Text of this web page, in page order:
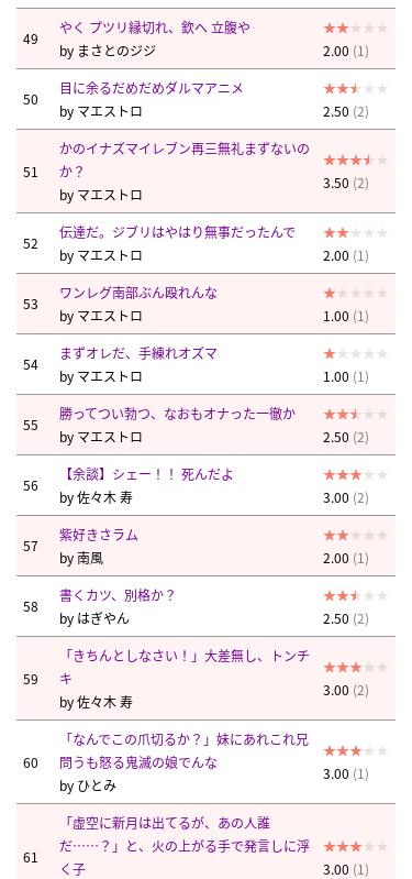
49
やく プツリ縁切れ、欽へ 立腹や
by まさとのジジ 2.00 (1)
50
目に余るだめだめダルマアニメ
by マエストロ 2.50 (2)
51
かのイナズマイレブン再三無礼まずないの
か？
by マエストロ
3.50 (2)
52
伝達だ。ジブリはやはり無事だったんで
by マエストロ 2.00 (1)
53
ワンレグ南部ぶん殴れんな
by マエストロ 1.00 (1)
54
まずオレだ、手練れオズマ
by マエストロ 1.00 (1)
55
勝ってつい勃つ、なおもオナった一徹か
by マエストロ 2.50 (2)
56
【余談】シェー！！ 死んだよ
by佐々木 寿 3.00 (2)
57
紫好きさラム
by南風 2.00 (1)
58
書くカツ、別格か？
by はぎやん 2.50 (2)
59
「きちんとしなさい！」大差無し、トンチ
キ
by佐々木 寿
3.00 (2)
60
「なんでこの爪切るか？」妹にあれこれ兄
問うも怒る鬼滅の娘でんな
by ひとみ
3.00 (1)
61
「虚空に新月は出てるが、あの人誰
だ……？」と、火の上がる手で発言しに浮
く子
3.00 (1)